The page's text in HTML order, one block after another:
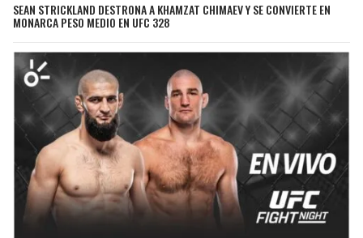
SEAN STRICKLAND DESTRONA A KHAMZAT CHIMAEV Y SE CONVIERTE EN
MONARCA PESO MEDIO EN UFC 328